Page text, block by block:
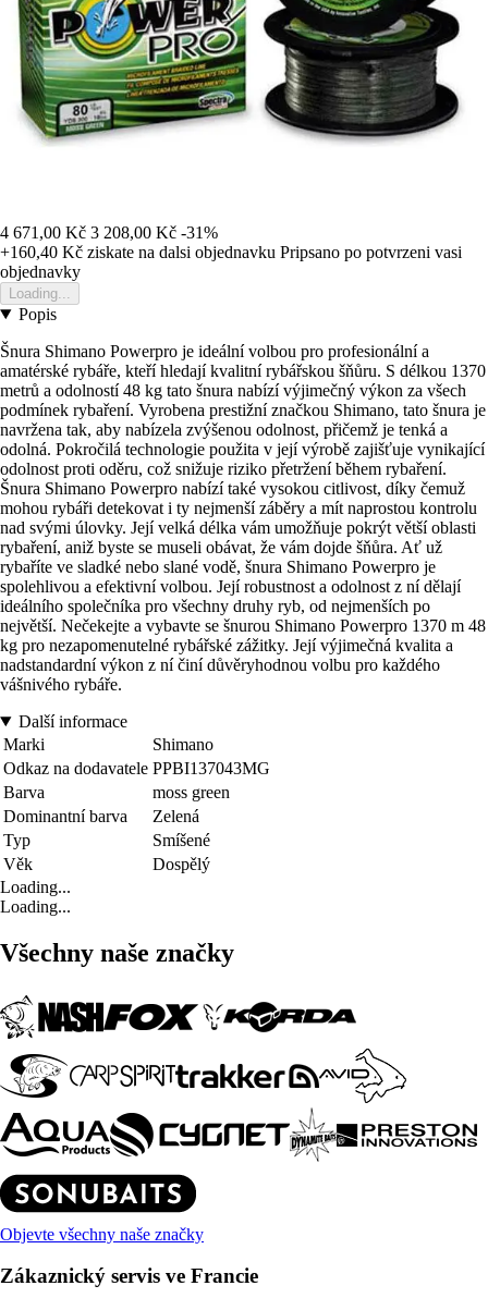
4 671,00 Kč 3 208,00 Kč -31%
+160,40 Kč ziskate na dalsi objednavku Pripsano po potvrzeni vasi
objednavky
Loading...
Popis
Šnura Shimano Powerpro je ideální volbou pro profesionální a
amatérské rybáře, kteří hledají kvalitní rybářskou šňůru. S délkou 1370
metrů a odolností 48 kg tato šnura nabízí výjimečný výkon za všech
podmínek rybaření. Vyrobena prestižní značkou Shimano, tato šnura je
navržena tak, aby nabízela zvýšenou odolnost, přičemž je tenká a
odolná. Pokročilá technologie použita v její výrobě zajišťuje vynikající
odolnost proti oděru, což snižuje riziko přetržení během rybaření.
Šnura Shimano Powerpro nabízí také vysokou citlivost, díky čemuž
mohou rybáři detekovat i ty nejmenší záběry a mít naprostou kontrolu
nad svými úlovky. Její velká délka vám umožňuje pokrýt větší oblasti
rybaření, aniž byste se museli obávat, že vám dojde šňůra. Ať už
rybaříte ve sladké nebo slané vodě, šnura Shimano Powerpro je
spolehlivou a efektivní volbou. Její robustnost a odolnost z ní dělají
ideálního společníka pro všechny druhy ryb, od nejmenších po
největší. Nečekejte a vybavte se šnurou Shimano Powerpro 1370 m 48
kg pro nezapomenutelné rybářské zážitky. Její výjimečná kvalita a
nadstandardní výkon z ní činí důvěryhodnou volbu pro každého
vášnivého rybáře.
Další informace
Marki
Shimano
Odkaz na dodavatele PPBI137043MG
Barva
moss green
Dominantní barva
Zelená
Typ
Smíšené
Věk
Dospělý
Loading...
Loading...
Všechny naše značky
Objevte všechny naše značky
Zákaznický servis ve Francie